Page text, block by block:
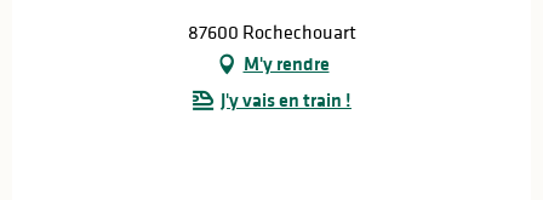
87600 Rochechouart
M'y rendre
J'y vais en train !